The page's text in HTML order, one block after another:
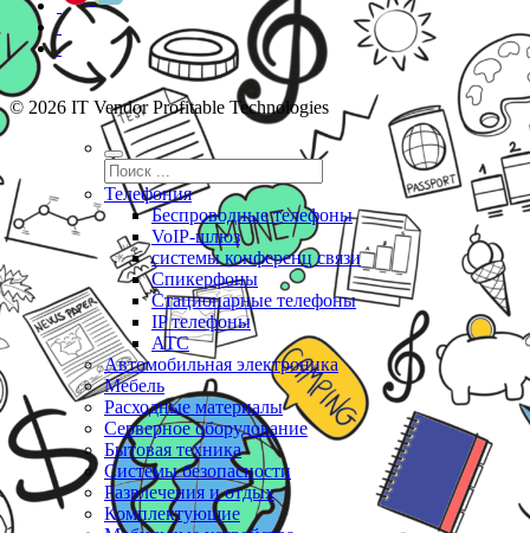
© 2026 IT Vendor Profitable Technologies
Телефония
Беспроводные телефоны
VoIP-шлюз
системы конференц связи
Спикерфоны
Стационарные телефоны
IP телефоны
АТС
Автомобильная электроника
Мебель
Расходные материалы
Серверное оборудование
Бытовая техника
Системы безопасности
Развлечения и отдых
Комплектующие